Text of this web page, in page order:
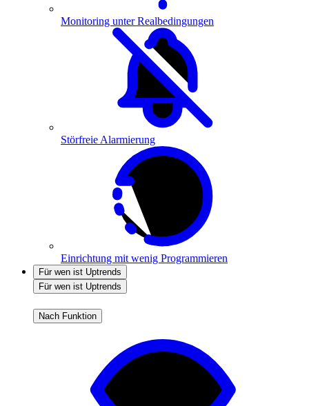
Monitoring unter Realbedingungen
Störfreie Alarmierung
Einrichtung mit wenig Programmieren
Für wen ist Uptrends
Für wen ist Uptrends
Nach Funktion